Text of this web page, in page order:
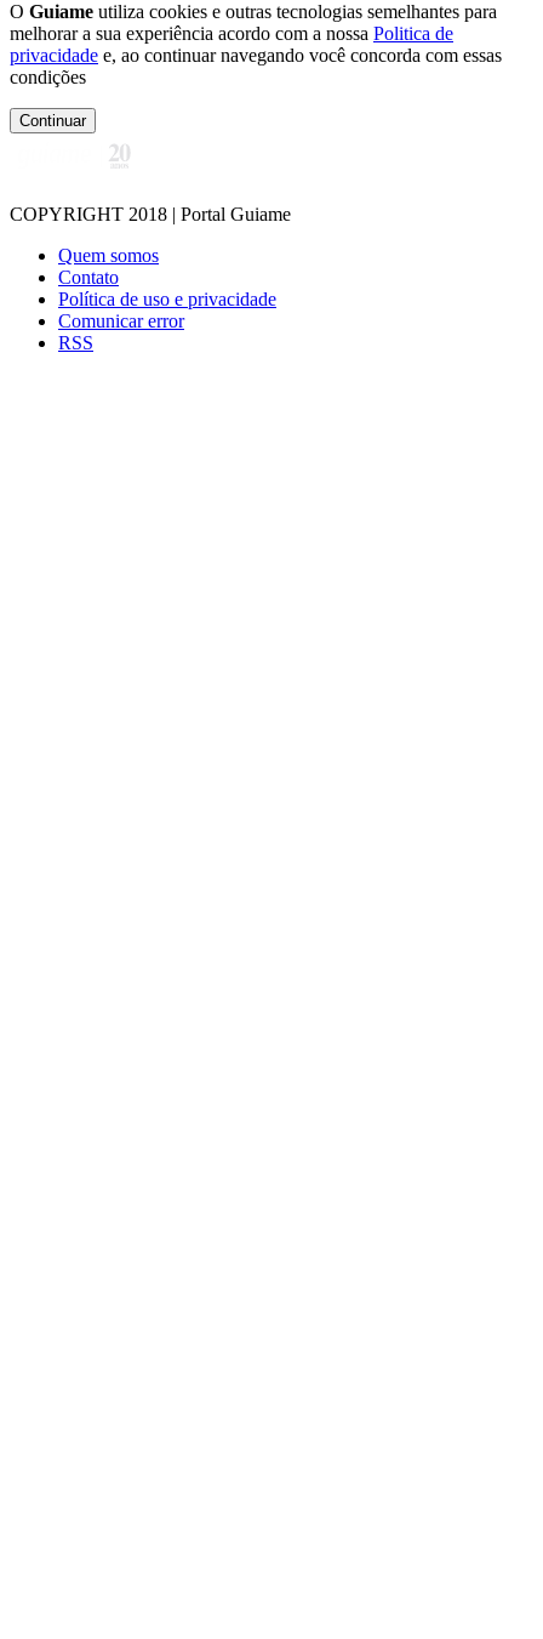
O Guiame utiliza cookies e outras tecnologias semelhantes para
melhorar a sua experiência acordo com a nossa Politica de
privacidade e, ao continuar navegando você concorda com essas
condições
Continuar
COPYRIGHT 2018 | Portal Guiame
Quem somos
Contato
Política de uso e privacidade
Comunicar error
RSS